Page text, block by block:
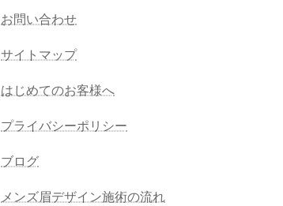
お問い合わせ
サイトマップ
はじめてのお客様へ
プライバシーポリシー
ブログ
メンズ眉デザイン施術の流れ